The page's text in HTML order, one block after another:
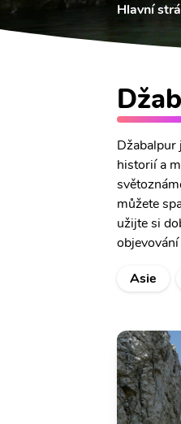
Hlavní
Džabalpur
historií a
můžete
užijte si
Asie